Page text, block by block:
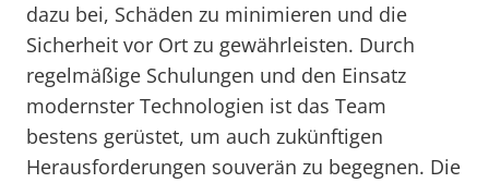
dazu bei, Schäden zu minimieren und die
Sicherheit vor Ort zu gewährleisten. Durch
regelmäßige Schulungen und den Einsatz
modernster Technologien ist das Team
bestens gerüstet, um auch zukünftigen
Herausforderungen souverän zu begegnen. Die